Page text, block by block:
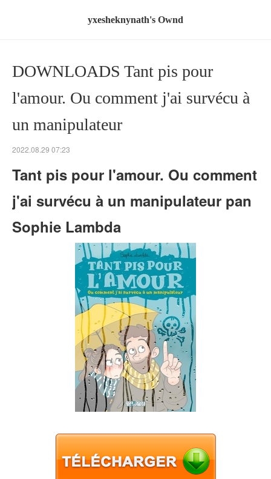
yxesheknynath's Ownd
DOWNLOADS Tant pis pour
l'amour. Ou comment j'ai survécu à
un manipulateur
2022.08.29 07:23
Tant pis pour l'amour. Ou comment
j'ai survécu à un manipulateur pan
Sophie Lambda